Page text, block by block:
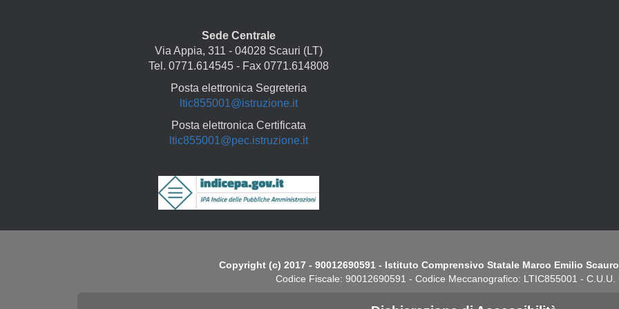
Sede Centrale
Via Appia, 311 - 04028 Scauri (LT)
Tel. 0771.614545 - Fax 0771.614808
Posta elettronica Segreteria
ltic855001@istruzione.it
Posta elettronica Certificata
ltic855001@pec.istruzione.it
Copyright (c) 2017 - 90012690591 - Istituto Comprensivo Statale Marco Emilio
Codice Fiscale: 90012690591 - Codice Meccanografico: LTIC855001 - C.U.U.